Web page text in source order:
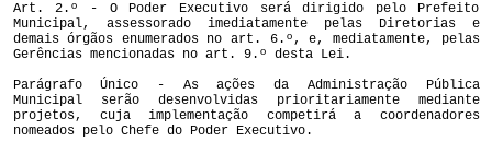
Art. 2.º - O Poder Executivo será dirigido pelo Prefeito
Municipal, assessorado imediatamente pelas Diretorias e
demais órgãos enumerados no art. 6.º, e, mediatamente, pelas
Gerências mencionadas no art. 9.º desta Lei.
Parágrafo Único - As ações da Administração Pública
Municipal serão desenvolvidas prioritariamente mediante
projetos, cuja implementação competirá a coordenadores
nomeados pelo Chefe do Poder Executivo.